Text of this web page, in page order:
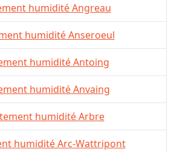
humidité Angreau
humidité Anseroeul
humidité Antoing
humidité Anvaing
humidité Arbre
humidité Arc-Wattripont